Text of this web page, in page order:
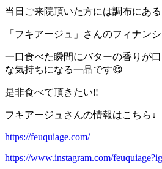
当日ご来院頂いた方には調布にある
「フキアージュ」さんのフィナン
一口食べた瞬間にバターの香りが
な気持ちになる一品です😋
是非食べて頂きたい‼️
フキアージュさんの情報はこちら↓
https://feuquiage.com/
https://www.instagram.com/